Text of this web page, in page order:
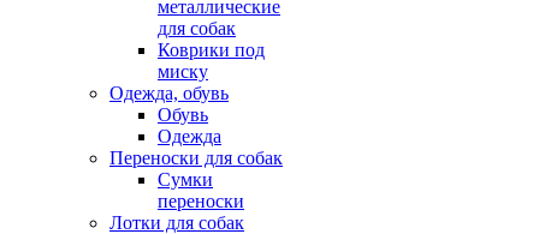
металлические
для собак
Коврики под
миску
Одежда, обувь
Обувь
Одежда
Переноски для собак
Сумки
переноски
Лотки для собак